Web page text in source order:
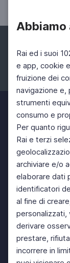
Abbiamo
Rai ed i suoi
e app, cookie
fruizione dei
navigazione
strumenti
consumo e
Per quanto
Rai e terzi
archiviare e/o
elaborare dati
identificatori
al fine di
personalizzati,
derivare
prestare,
incorrere in
Facebook